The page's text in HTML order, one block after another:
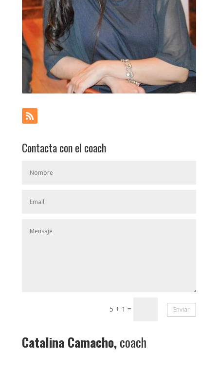
Contacta con el coach
5 + 1 = Enviar
Catalina Camacho,coach